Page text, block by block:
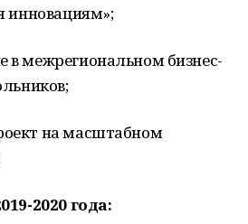
инновациям»;
в межрегиональном бизнес-
на масштабном
2020 года: